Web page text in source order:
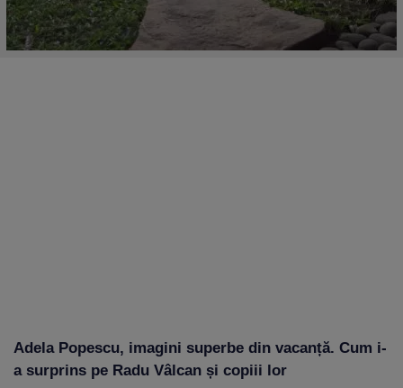
Adela Popescu, imagini superbe din vacanță. Cum i-
a surprins pe Radu Vâlcan și copiii lor